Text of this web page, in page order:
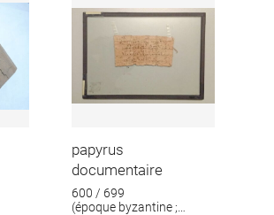
papyrus
documentaire
600 / 699
(époque byzantine ;